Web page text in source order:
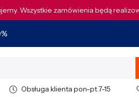
Wszystkie zamówienia będą
Obsługa klienta pon-pt 7-15